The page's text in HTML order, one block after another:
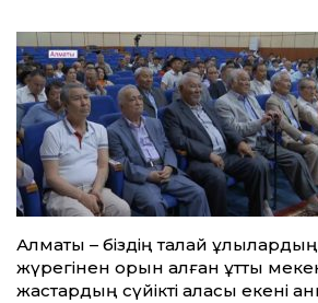
Алматы – біздің талай ұлылардың
жүрегінен орын алған құтты
жастардың сүйікті қаласы екені